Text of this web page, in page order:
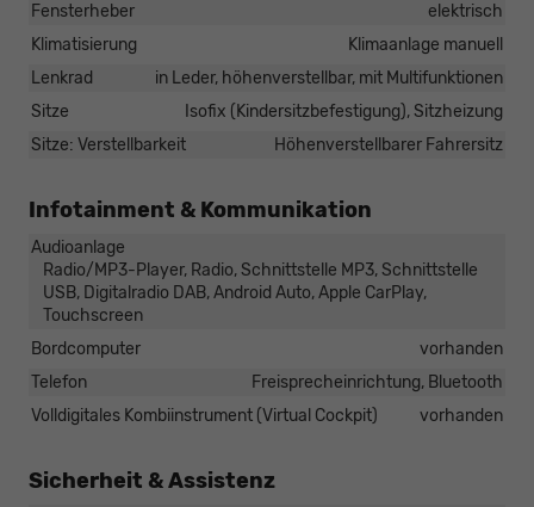
Fensterheber
elektrisch
Klimatisierung
Klimaanlage manuell
Lenkrad
in Leder, höhenverstellbar, mit Multifunktionen
Sitze
Isofix (Kindersitzbefestigung), Sitzheizung
Sitze: Verstellbarkeit
Höhenverstellbarer Fahrersitz
Infotainment & Kommunikation
Audioanlage
Radio/MP3-Player, Radio, Schnittstelle MP3, Schnittstelle
USB, Digitalradio DAB, Android Auto, Apple CarPlay,
Touchscreen
Bordcomputer
vorhanden
Telefon
Freisprecheinrichtung, Bluetooth
Volldigitales Kombiinstrument (Virtual Cockpit)
vorhanden
Sicherheit & Assistenz